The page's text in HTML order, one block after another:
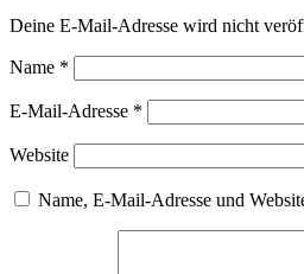
Deine E-Mail-Adresse wird nicht
Name *
E-Mail-Adresse *
Website
Name, E-Mail-Adresse und